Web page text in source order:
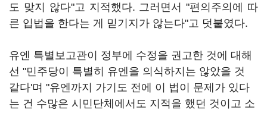
도 맞지 않다"고 지적했다. 그러면서 "편의주의에 따
른 입법을 한다는 게 믿기지가 않는다"고 덧붙였다.
유엔 특별보고관이 정부에 수정을 권고한 것에 대해
선 "민주당이 특별히 유엔을 의식하지는 않았을 것
같다'며 "유엔까지 가기도 전에 이 법이 문제가 있다
는 건 수많은 시민단체에서도 지적을 했던 것이고 소